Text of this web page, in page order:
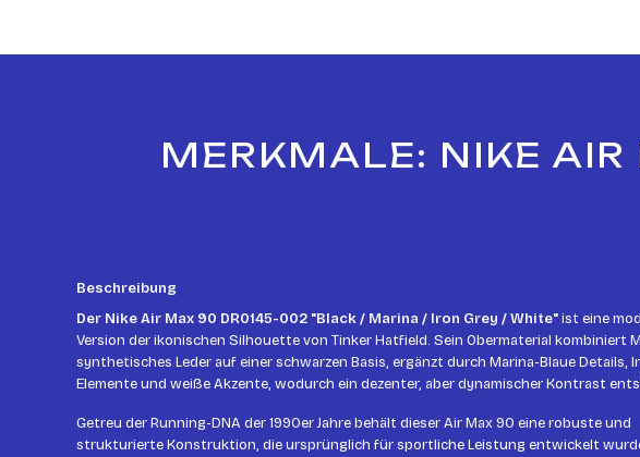
MERKMALE: NIKE
Beschreibung
Der Nike Air Max 90 DR0145-002 "Black / Marina / Iron Grey / White"ist eine
Version der ikonischen Silhouette von Tinker Hatfield. Sein Obermaterial kombiniert
synthetisches Leder auf einer schwarzen Basis, ergänzt durch Marina-Blaue Details,
Elemente und weiße Akzente, wodurch ein dezenter, aber dynamischer Kontrast
Getreu der Running-DNA der 1990er Jahre behält dieser Air Max 90 eine robuste und
strukturierte Konstruktion, die ursprünglich für sportliche Leistung entwickelt